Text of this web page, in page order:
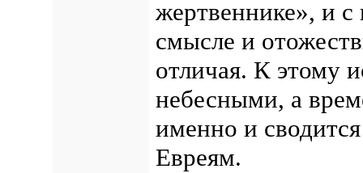
жертвеннике», и с
смысле и
отличая. К этому
небесными, а
именно и
Евреям.